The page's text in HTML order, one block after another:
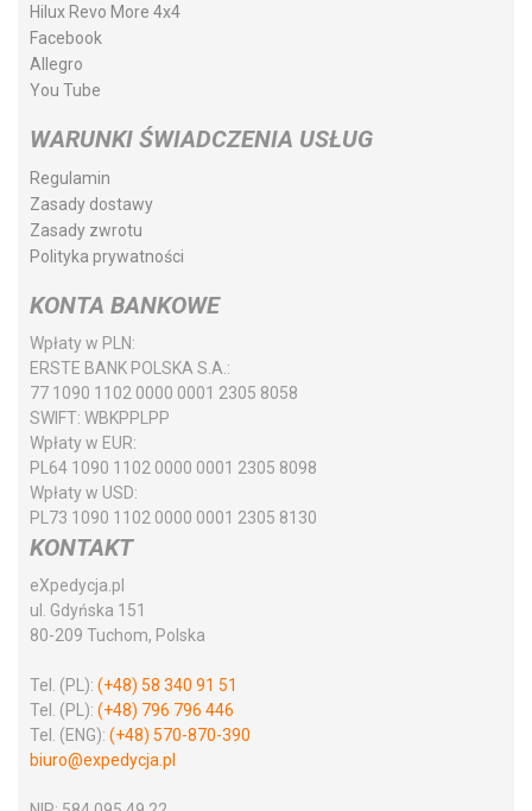
Hilux Revo More 4x4
Facebook
Allegro
You Tube
WARUNKI ŚWIADCZENIA USŁUG
Regulamin
Zasady dostawy
Zasady zwrotu
Polityka prywatności
KONTA BANKOWE
Wpłaty w PLN:
ERSTE BANK POLSKA S.A.:
77 1090 1102 0000 0001 2305 8058
SWIFT: WBKPPLPP
Wpłaty w EUR:
PL64 1090 1102 0000 0001 2305 8098
Wpłaty w USD:
PL73 1090 1102 0000 0001 2305 8130
KONTAKT
eXpedycja.pl
ul. Gdyńska 151
80-209 Tuchom, Polska
Tel. (PL): (+48) 58 340 91 51
Tel. (PL): (+48) 796 796 446
Tel. (ENG): (+48) 570-870-390
biuro@expedycja.pl